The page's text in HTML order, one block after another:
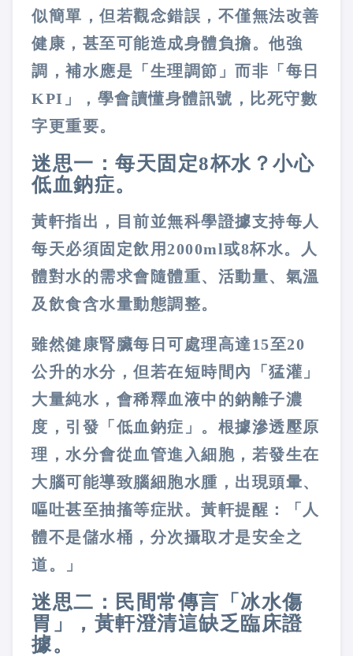
似簡單，但若觀念錯誤，不僅無法改善
健康，甚至可能造成身體負擔。他強
調，補水應是「生理調節」而非「每日
KPI」，學會讀懂身體訊號，比死守數
字更重要。
迷思一：每天固定8杯水？小心
低血鈉症。
黃軒指出，目前並無科學證據支持每人
每天必須固定飲用2000ml或8杯水。人
體對水的需求會隨體重、活動量、氣溫
及飲食含水量動態調整。
雖然健康腎臟每日可處理高達15至20
公升的水分，但若在短時間內「猛灌」
大量純水，會稀釋血液中的鈉離子濃
度，引發「低血鈉症」。根據滲透壓原
理，水分會從血管進入細胞，若發生在
大腦可能導致腦細胞水腫，出現頭暈、
嘔吐甚至抽搐等症狀。黃軒提醒：「人
體不是儲水桶，分次攝取才是安全之
道。」
迷思二：民間常傳言「冰水傷
胃」，黃軒澄清這缺乏臨床證
據。